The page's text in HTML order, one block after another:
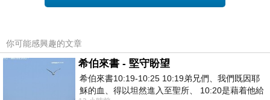
透過細膩且有溫度的作品風格，讓更多人看見手
生活化的方式被大家認識。
第一次上手機動態攝影課心得
這是我第一次正式參加手機動態攝影課，本來還
你可能感興趣的文章
希伯來書 - 堅守盼望
希伯來書10:19-10:25 10:19弟兄們、我們既因耶
穌的血、得以坦然進入至聖所、 10:20是藉着他給